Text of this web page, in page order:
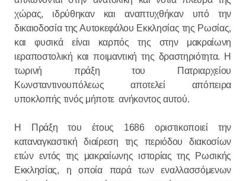
χώρας, ιδρύθηκαν και αναπτυχθήκαν υπό την
δικαιοδοσία της Αυτοκεφάλου Εκκλησίας της Ρωσίας,
και φυσικά είναι καρπός της στην μακραίωνη
ιεραποστολική και ποιμαντική της δραστηριότητα. Η
τωρινή πράξη του Πατριαρχείου
Κωνσταντινουπόλεως αποτελεί απόπειρα
υποκλοπής τινός μήποτε ανήκοντος αυτού.
Η Πράξη του έτους 1686 οριστικοποιεί την
καταναγκαστική διαίρεση της περιόδου διακοσίων
ετών εντός της μακραίωνης ιστορίας της Ρωσικής
Εκκλησίας, η οποία παρά των εναλλασσόμενων